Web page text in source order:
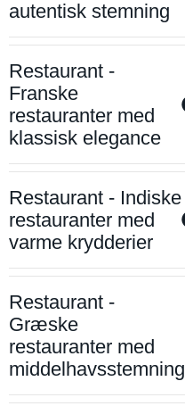
autentisk stemning
Restaurant -
Franske
restauranter med
klassisk elegance
Restaurant - Indiske
restauranter med
varme krydderier
Restaurant -
Græske
restauranter med
middelhavsstemning